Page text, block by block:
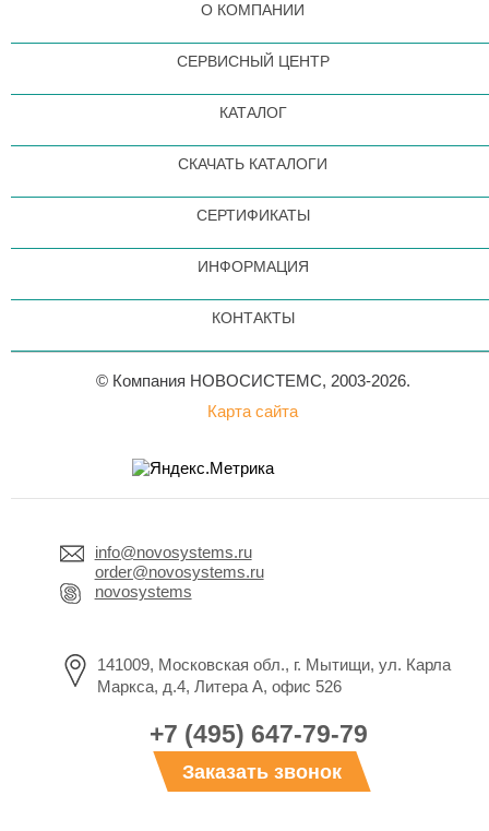
О КОМПАНИИ
СЕРВИСНЫЙ ЦЕНТР
КАТАЛОГ
СКАЧАТЬ КАТАЛОГИ
СЕРТИФИКАТЫ
ИНФОРМАЦИЯ
КОНТАКТЫ
© Компания НОВОСИСТЕМС, 2003-2026.
Карта сайта
info@novosystems.ru
order@novosystems.ru
novosystems
141009, Московская обл., г. Мытищи, ул. Карла
Маркса, д.4, Литера А, офис 526
+7 (495) 647-79-79
Заказать звонок